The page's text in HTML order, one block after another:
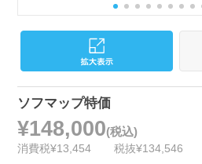
ソフマップ特価
¥148,000(税込)
消費税¥13,454 税抜¥134,546